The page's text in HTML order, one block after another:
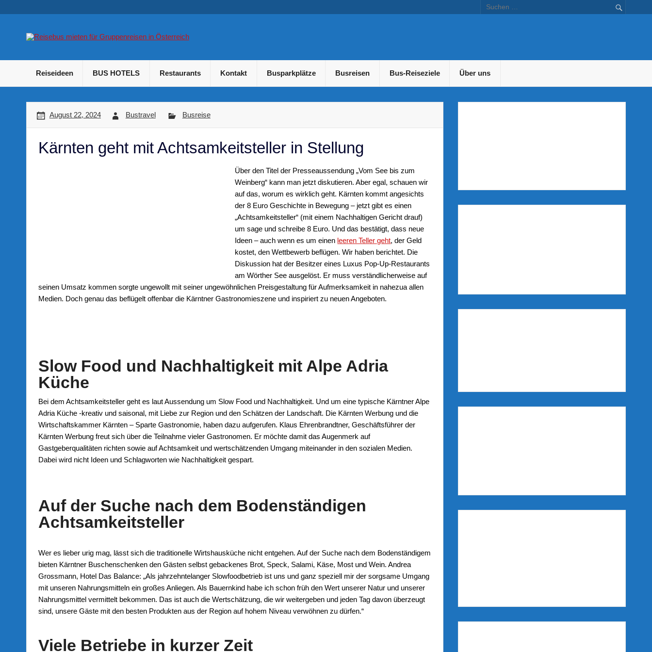
Reiseideen BUS HOTELS Restaurants Kontakt Busparkplätze Busreisen Bus-Reiseziele Über uns
August 22, 2024 Bustravel Busreise
Kärnten geht mit Achtsamkeitsteller in Stellung
Über den Titel der Presseaussendung „Vom See bis zum
Weinberg“ kann man jetzt diskutieren. Aber egal, schauen wir
auf das, worum es wirklich geht. Kärnten kommt angesichts
der 8 Euro Geschichte in Bewegung – jetzt gibt es einen
„Achtsamkeitsteller“ (mit einem Nachhaltigen Gericht drauf)
um sage und schreibe 8 Euro. Und das bestätigt, dass neue
Ideen – auch wenn es um einen leeren Teller geht, der Geld
kostet, den Wettbewerb beflügen. Wir haben berichtet. Die
Diskussion hat der Besitzer eines Luxus Pop-Up-Restaurants
am Wörther See ausgelöst. Er muss verständlicherweise auf
seinen Umsatz kommen sorgte ungewollt mit seiner ungewöhnlichen Preisgestaltung für Aufmerksamkeit in nahezua allen
Medien. Doch genau das beflügelt offenbar die Kärntner Gastronomieszene und inspiriert zu neuen Angeboten.
Slow Food und Nachhaltigkeit mit Alpe Adria
Küche
Bei dem Achtsamkeitsteller geht es laut Aussendung um Slow Food und Nachhaltigkeit. Und um eine typische Kärntner Alpe
Adria Küche -kreativ und saisonal, mit Liebe zur Region und den Schätzen der Landschaft. Die Kärnten Werbung und die
Wirtschaftskammer Kärnten – Sparte Gastronomie, haben dazu aufgerufen. Klaus Ehrenbrandtner, Geschäftsführer der
Kärnten Werbung freut sich über die Teilnahme vieler Gastronomen. Er möchte damit das Augenmerk auf
Gastgeberqualitäten richten sowie auf Achtsamkeit und wertschätzenden Umgang miteinander in den sozialen Medien.
Dabei wird nicht Ideen und Schlagworten wie Nachhaltigkeit gespart.
Auf der Suche nach dem Bodenständigen
Achtsamkeitsteller
Wer es lieber urig mag, lässt sich die traditionelle Wirtshausküche nicht entgehen. Auf der Suche nach dem Bodenständigem
bieten Kärntner Buschenschenken den Gästen selbst gebackenes Brot, Speck, Salami, Käse, Most und Wein. Andrea
Grossmann, Hotel Das Balance: „Als jahrzehntelanger Slowfoodbetrieb ist uns und ganz speziell mir der sorgsame Umgang
mit unseren Nahrungsmitteln ein großes Anliegen. Als Bauernkind habe ich schon früh den Wert unserer Natur und unserer
Nahrungsmittel vermittelt bekommen. Das ist auch die Wertschätzung, die wir weitergeben und jeden Tag davon überzeugt
sind, unsere Gäste mit den besten Produkten aus der Region auf hohem Niveau verwöhnen zu dürfen.“
Viele Betriebe in kurzer Zeit